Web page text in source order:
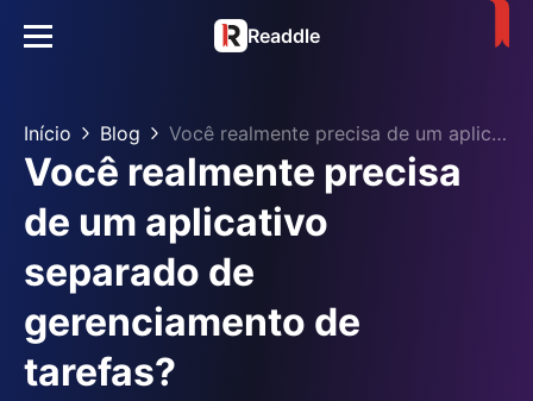
Readdle
Início Blog Você realmente precisa de um aplicativo separado de gerenciamento de tarefas?
Você realmente precisa
de um aplicativo
separado de
gerenciamento de
tarefas?